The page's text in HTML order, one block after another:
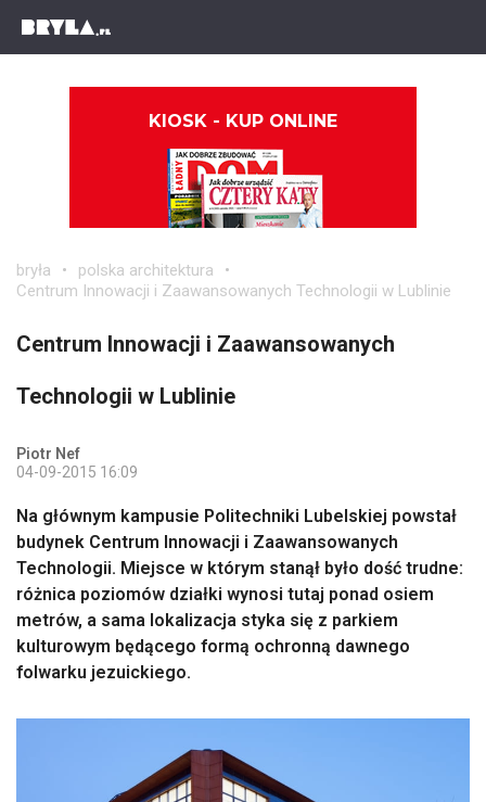
KIOSK - KUP ONLINE
bryła
polska architektura
Centrum Innowacji i Zaawansowanych Technologii w Lublinie
Centrum Innowacji i Zaawansowanych
Technologii w Lublinie
Piotr Nef
04-09-2015 16:09
Na głównym kampusie Politechniki Lubelskiej powstał
budynek Centrum Innowacji i Zaawansowanych
Technologii. Miejsce w którym stanął było dość trudne:
różnica poziomów działki wynosi tutaj ponad osiem
metrów, a sama lokalizacja styka się z parkiem
kulturowym będącego formą ochronną dawnego
folwarku jezuickiego.